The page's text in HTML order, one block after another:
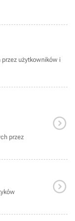
użytkowników i
przez

